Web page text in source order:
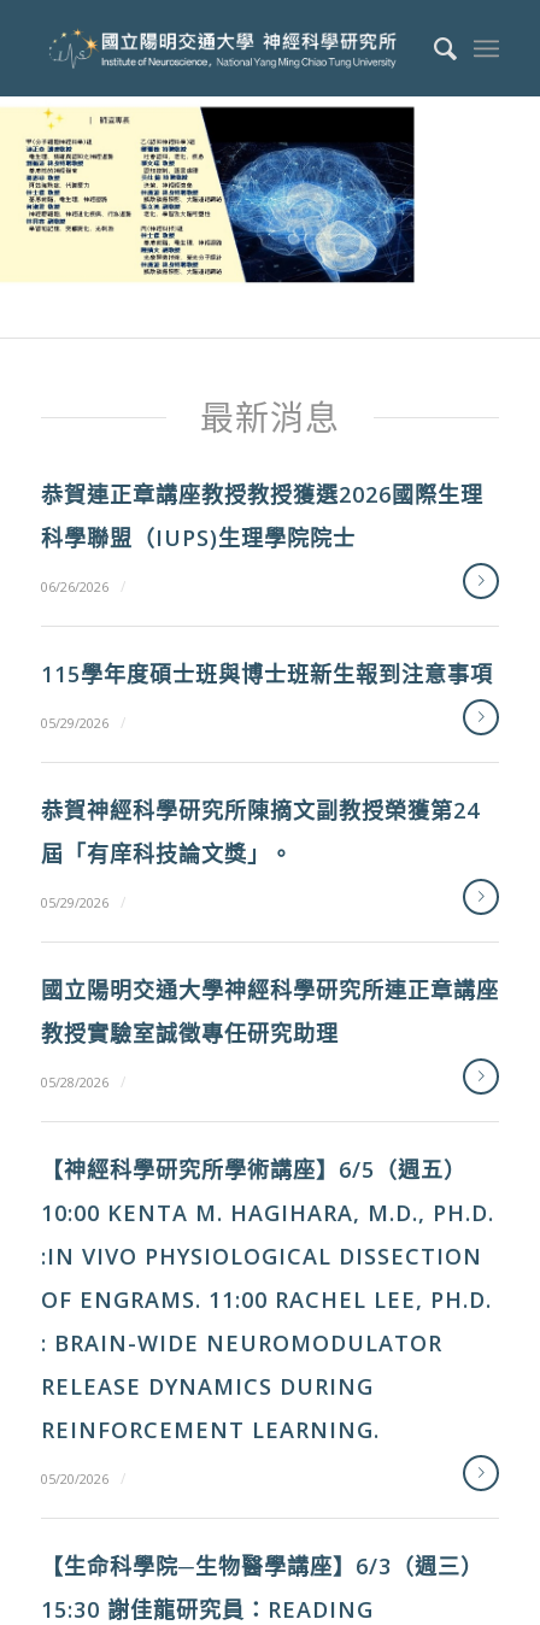
最新消息
恭賀連正章講座教授教授獲選2026國際生理
科學聯盟（IUPS)生理學院院士
06/26/2026 /
115學年度碩士班與博士班新生報到注意事項
05/29/2026 /
恭賀神經科學研究所陳摘文副教授榮獲第24
屆「有庠科技論文獎」。
05/29/2026 /
國立陽明交通大學神經科學研究所連正章講座
教授實驗室誠徵專任研究助理
05/28/2026 /
【神經科學研究所學術講座】6/5（週五）
10:00 KENTA M. HAGIHARA, M.D., PH.D.
:IN VIVO PHYSIOLOGICAL DISSECTION
OF ENGRAMS. 11:00 RACHEL LEE, PH.D.
: BRAIN-WIDE NEUROMODULATOR
RELEASE DYNAMICS DURING
REINFORCEMENT LEARNING.
05/20/2026 /
【生命科學院─生物醫學講座】6/3（週三）
15:30 謝佳龍研究員：READING